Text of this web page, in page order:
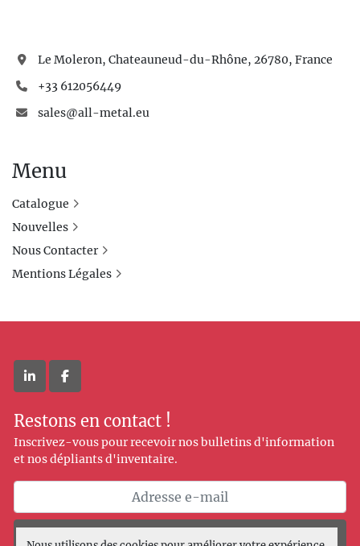
linkedinfacebook
Restons en contact !
Inscrivez-vous pour recevoir nos bulletins d'information
et nos dépliants d'inventaire.
Souscrire
Le Moleron, Chateauneud-du-Rhône, 26780, France
+33 612056449
sales@all-metal.eu
Menu
Catalogue
Nouvelles
Nous Contacter
Mentions Légales